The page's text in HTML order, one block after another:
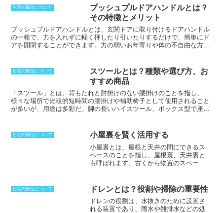
め、一般家庭の玄関に使用されるようになりました。明治時代以降に
は、洋風建築の普及に伴い、格子戸の使用は減少しましたが、近年で
は、和風の伝統的な美しさを再評価する機運が高まっており、格子戸
の人気も再び高まっています。
しており、細長く地面を掘ることを布掘りと呼ぶ。基礎梁や布基礎の
位置に沿って、連続的に掘削する根切り方法のことを言う。「丁掘
り」とも呼ぶ。また給水管を布設配管するためにその部分を長い溝状
に掘ることも布掘りと言うが、布掘りに対して、「壷掘り」もしくは
「総掘り」「ベタ掘り」は一カ所だけ掘ることを言う。
住宅の部位について
プッシュプルドアハンドルとは？
その特徴とメリット
プッシュプルドアハンドルとは、玄関ドアに取り付けるドアハンドル
の一種で、力を入れずに軽く押したり引いたりするだけで、簡単にド
アを開閉することができます。力の弱いお年寄りや体の不自由な方で
できるため、荷物をおろす必要がなく、利便性が高いです。プッシュ
プルドアハンドルは、縦長の形状で作られていることが多く、広い範
囲で操作することが可能です。ダブルロックを組み合わせることがで
きるプッシュプル錠との組み合わせが多く、玄関ドアのセキュリティ
を強化することもできます。
住宅の部位について
スツールとは？種類や選び方、お
すすめ商品
「スツール」とは、背もたれと肘掛けのない腰掛けのこと を指し、
様々な場所で比較的短時間の腰掛けや補助椅子として使用されること
が多いが、用途は多彩だ。脚の長いハイスツール、ボックス型で座面
たまま移動可能なキャスター付スツール、椅子やソファの前に置いて
足を乗せるフットスツール等、種類は豊富である。そのため、
ール」を購入する際は、どのような使い方をするのかを予めイメージ
。日本発スツールとしては、プロダクトデザ
イナー柳宗理が発表したバタフライスツールが有名である。
住宅の部位について 小屋裏を賢く活用する
小屋裏とは、屋根と天井の間にできるス
ペースのこと を指し、屋根裏、天井裏と
も呼ばれます。古くから物置のスペース
かし、近代建築ではそうではなく、小屋
裏に窓を設置することで光や空気を取り
入れ、自由に使える空間へと変化してい
ます。また、書斎や子供部屋等として人
住宅の部位について ドレンとは？役割や掃除の重要性
ドレンの役割 は、水抜きのために設置さ
れる装置であり、雨水や雑排水などの処